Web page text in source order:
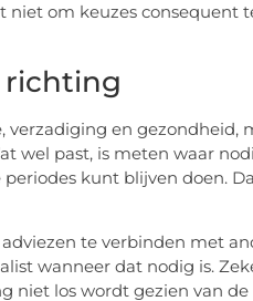
om keuzes consequent
richting
en gezondheid,
wel past, is meten waar
kunt blijven doen.
te verbinden met
wanneer dat nodig is.
niet los wordt gezien van